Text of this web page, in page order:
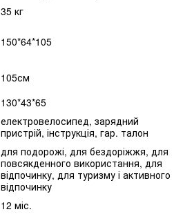
35 кг
150*64*105
105см
130*43*65
електровелосипед, зарядний
пристрій, інструкція, гар. талон
для подорожі, для бездоріжжя, для
повсякденного використання, для
відпочинку, для туризму і активного
відпочинку
12 міс.